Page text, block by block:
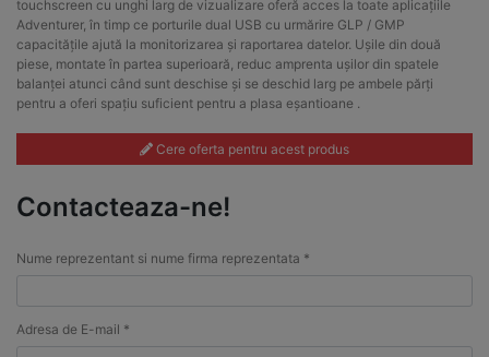
touchscreen cu unghi larg de vizualizare oferă acces la toate aplicațiile
Adventurer, în timp ce porturile dual USB cu urmărire GLP / GMP
capacitățile ajută la monitorizarea și raportarea datelor. Ușile din două
piese, montate în partea superioară, reduc amprenta ușilor din spatele
balanței atunci când sunt deschise și se deschid larg pe ambele părți
pentru a oferi spațiu suficient pentru a plasa eșantioane .
Cere oferta pentru acest produs
Contacteaza-ne!
Nume reprezentant si nume firma reprezentata *
Adresa de E-mail *